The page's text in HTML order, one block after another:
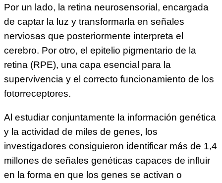
Por un lado, la retina neurosensorial, encargada
de captar la luz y transformarla en señales
nerviosas que posteriormente interpreta el
cerebro. Por otro, el epitelio pigmentario de la
retina (RPE), una capa esencial para la
supervivencia y el correcto funcionamiento de los
fotorreceptores.
Al estudiar conjuntamente la información genética
y la actividad de miles de genes, los
investigadores consiguieron identificar más de 1,4
millones de señales genéticas capaces de influir
en la forma en que los genes se activan o